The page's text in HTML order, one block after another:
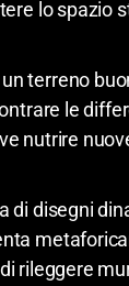
lo spazio
terreno
le
nutrire
di disegni
rileggere